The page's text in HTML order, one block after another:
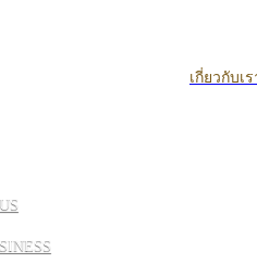
เกี่ยวกับเร